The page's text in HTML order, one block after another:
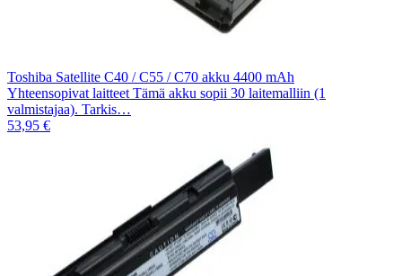
Toshiba Satellite C40 / C55 / C70 akku 4400 mAh
Yhteensopivat laitteet Tämä akku sopii 30 laitemalliin (1
valmistajaa). Tarkis…
53,95 €